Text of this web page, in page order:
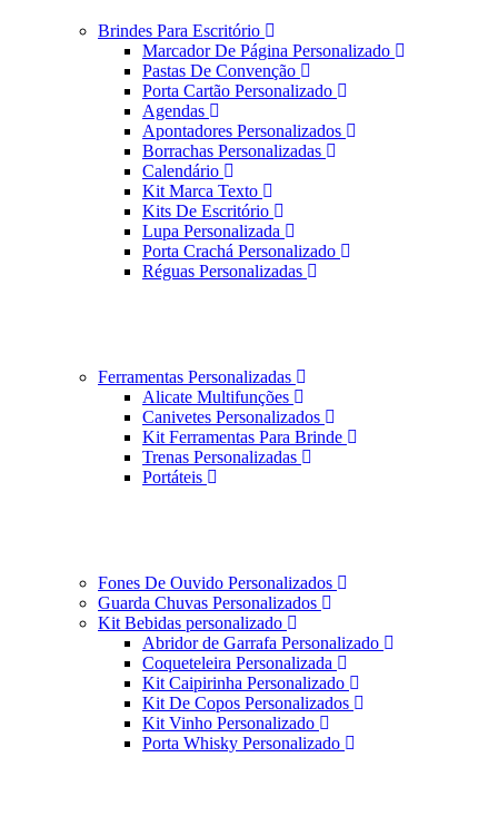
Brindes Para Escritório
Marcador De Página Personalizado
Pastas De Convenção
Porta Cartão Personalizado
Agendas
Apontadores Personalizados
Borrachas Personalizadas
Calendário
Kit Marca Texto
Kits De Escritório
Lupa Personalizada
Porta Crachá Personalizado
Réguas Personalizadas
Ferramentas Personalizadas
Alicate Multifunções
Canivetes Personalizados
Kit Ferramentas Para Brinde
Trenas Personalizadas
Portáteis
Fones De Ouvido Personalizados
Guarda Chuvas Personalizados
Kit Bebidas personalizado
Abridor de Garrafa Personalizado
Coqueteleira Personalizada
Kit Caipirinha Personalizado
Kit De Copos Personalizados
Kit Vinho Personalizado
Porta Whisky Personalizado